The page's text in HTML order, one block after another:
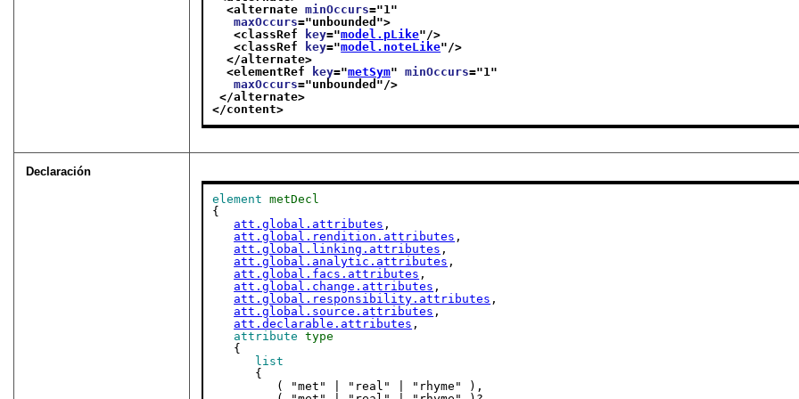
<alternate minOccurs="1"
maxOccurs="unbounded ">
<classRef
key="model.pLike"/>
<classRef
key="model.noteLike"/>
</alternate>
<elementRef
key="metSym" minOccurs="1"
maxOccurs="unbounded "/>
</alternate>
</content>
Declaración
element
metDecl
{
att.global.attributes ,
att.global.rendition.attributes ,
att.global.linking.attributes ,
att.global.analytic.attributes ,
att.global.facs.attributes ,
att.global.change.attributes ,
att.global.responsibility.attributes ,
att.global.source.attributes ,
att.declarable.attributes ,
attribute
type
list